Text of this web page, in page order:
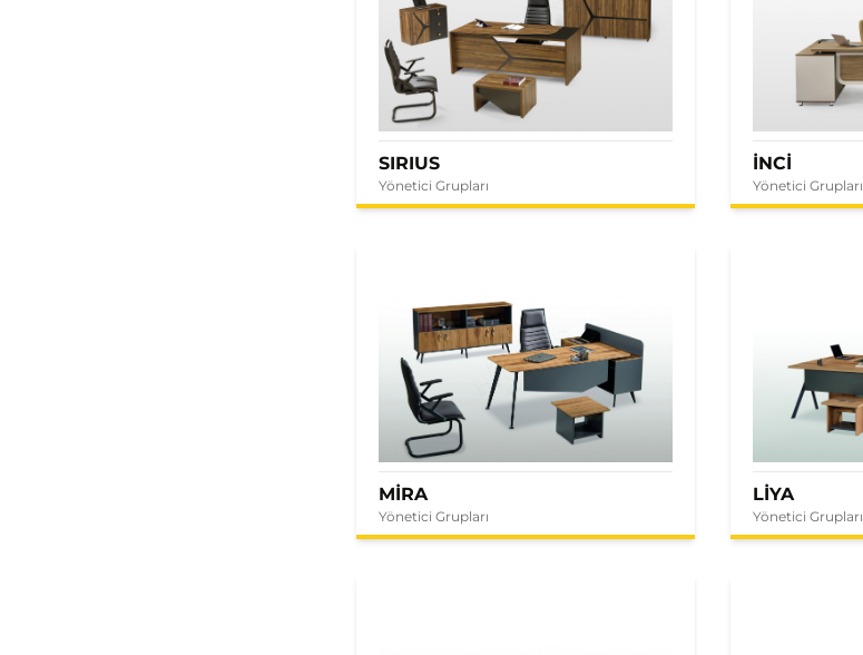
SIRIUS
Yönetici Grupları
İNCİ
Yönetici Grupları
MİRA
Yönetici Grupları
LİYA
Yönetici Grupları